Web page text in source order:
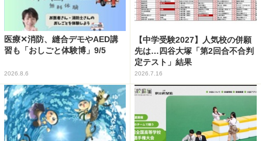
医療✕消防、縫合デモやAED講
習も「おしごと体験博」9/5
2026.8.6
【中学受験2027】人気校の併願
先は…四谷大塚「第2回合不合判
定テスト」結果
2026.7.16